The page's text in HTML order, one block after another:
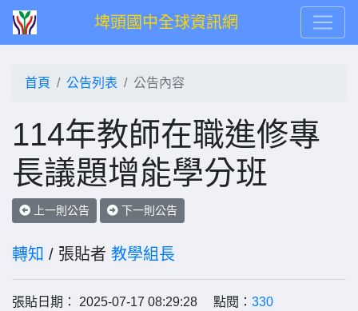
埤頭國中全球資訊網
首頁 公告列表 公告內容
114年教師在職進修專
長議題增能學分班
上一則公告 下一則公告
轉知 / 張貼者 教學組長
張貼日期： 2025-07-17 08:29:28 點閱： 330